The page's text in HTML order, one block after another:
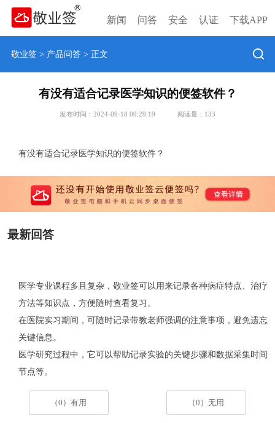
新闻 问答 安全 认证 下载APP
敬业签> 产品问答> 正文
有没有适合记录医学知识的便签软件？
发布时间：2024-09-18 09:29:19 阅读量： 133
有没有适合记录医学知识的便签软件？
最新回答
医学专业课程多且复杂，敬业签可以用来记录各种病症特点、治疗
方法等知识点，方便随时查看复习。
在医院实习期间，可随时记录带教老师强调的注意事项，避免遗忘
关键信息。
医学研究过程中，它可以帮助记录实验的关键步骤和数据采集时间
节点等。
（0）有用 （0）无用